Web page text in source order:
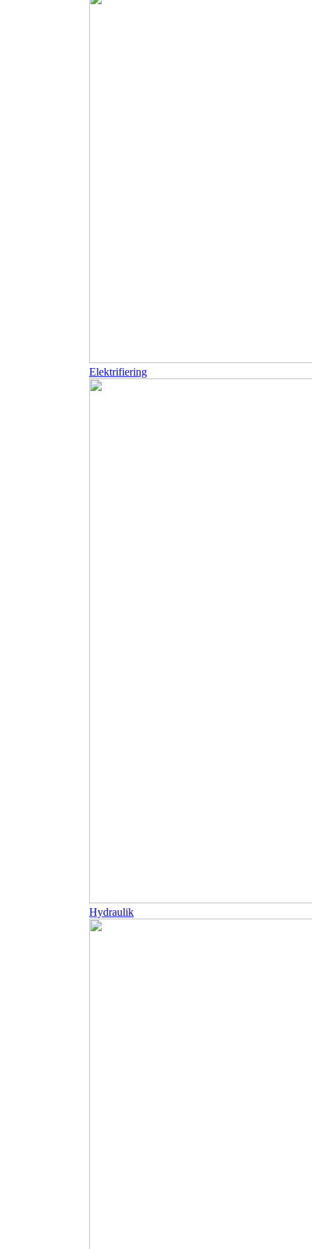
Elektrifiering
Hydraulik